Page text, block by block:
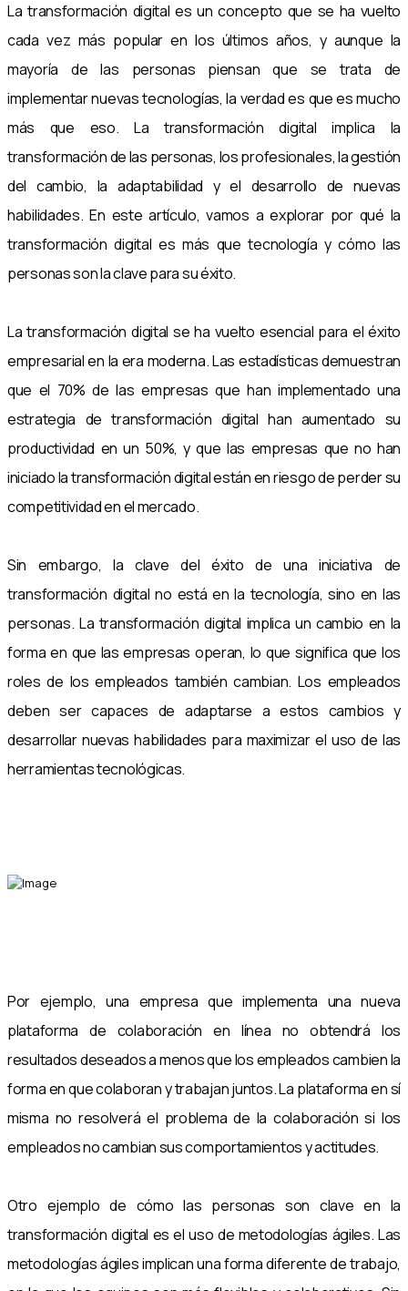
La transformación digital es un concepto que se ha vuelto
cada vez más popular en los últimos años, y aunque la
mayoría de las personas piensan que se trata de
implementar nuevas tecnologías, la verdad es que es mucho
más que eso. La transformación digital implica la
transformación de las personas, los profesionales, la gestión
del cambio, la adaptabilidad y el desarrollo de nuevas
habilidades. En este artículo, vamos a explorar por qué la
transformación digital es más que tecnología y cómo las
personas son la clave para su éxito.
La transformación digital se ha vuelto esencial para el éxito
empresarial en la era moderna. Las estadísticas demuestran
que el 70% de las empresas que han implementado una
estrategia de transformación digital han aumentado su
productividad en un 50%, y que las empresas que no han
iniciado la transformación digital están en riesgo de perder su
competitividad en el mercado.
Sin embargo, la clave del éxito de una iniciativa de
transformación digital no está en la tecnología, sino en las
personas. La transformación digital implica un cambio en la
forma en que las empresas operan, lo que significa que los
roles de los empleados también cambian. Los empleados
deben ser capaces de adaptarse a estos cambios y
desarrollar nuevas habilidades para maximizar el uso de las
herramientas tecnológicas.
Por ejemplo, una empresa que implementa una nueva
plataforma de colaboración en línea no obtendrá los
resultados deseados a menos que los empleados cambien la
forma en que colaboran y trabajan juntos. La plataforma en sí
misma no resolverá el problema de la colaboración si los
empleados no cambian sus comportamientos y actitudes.
Otro ejemplo de cómo las personas son clave en la
transformación digital es el uso de metodologías ágiles. Las
metodologías ágiles implican una forma diferente de trabajo,